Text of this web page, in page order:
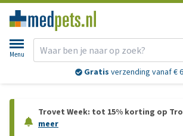
Menu
Gratis verzending vanaf €
Trovet Week: tot 15% korting op
meer